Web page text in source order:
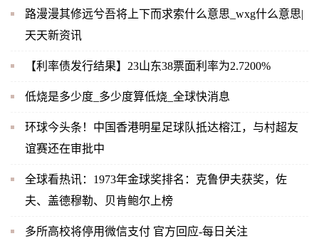
路漫漫其修远兮吾将上下而求索什么意思_wxg什么意思|
天天新资讯
【利率债发行结果】23山东38票面利率为2.7200%
低烧是多少度_多少度算低烧_全球快消息
环球今头条！中国香港明星足球队抵达榕江，与村超友
谊赛还在审批中
全球看热讯：1973年金球奖排名：克鲁伊夫获奖，佐
夫、盖德穆勒、贝肯鲍尔上榜
多所高校将停用微信支付 官方回应-每日关注